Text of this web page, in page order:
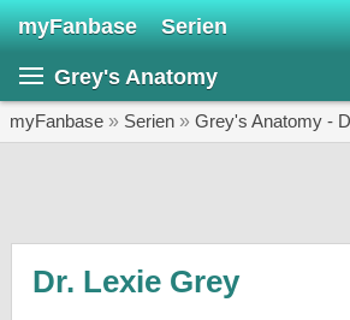
myFanbase Serien
Grey's Anatomy
myFanbase » Serien » Grey's Anatomy -
Dr. Lexie Grey
SERIEN